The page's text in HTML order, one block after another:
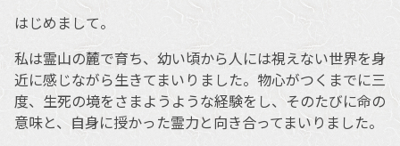
はじめまして。
私は霊山の麓で育ち、幼い頃から人には視えない世界を身
近に感じながら生きてまいりました。物心がつくまでに三
度、生死の境をさまようような経験をし、そのたびに命の
意味と、自身に授かった霊力と向き合ってまいりました。